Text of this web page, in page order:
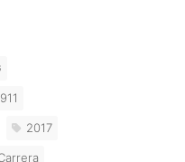
911
2017